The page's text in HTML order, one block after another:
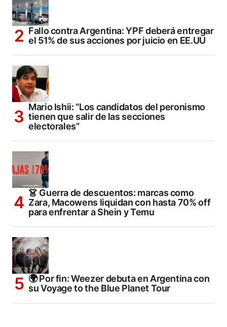
Fallo contra Argentina: YPF deberá entregar
el 51% de sus acciones por juicio en EE.UU
Mario Ishii: “Los candidatos del peronismo
tienen que salir de las secciones
electorales”
👗 Guerra de descuentos: marcas como
Zara, Macowens liquidan con hasta 70% off
para enfrentar a Shein y Temu
🌍 Por fin: Weezer debuta en Argentina con
su Voyage to the Blue Planet Tour